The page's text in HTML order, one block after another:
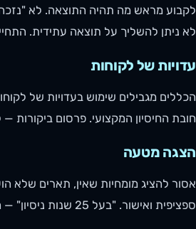
לקבוע מראש מה תהיה התוצאה. לא
לא ניתן להשליך על תוצאה עתידית.
עדויות של לקוחות
הכללים מגבילים שימוש בעדויות של
חובת החיסיון המקצועי. פרסום
הצגה מטעה
אסור להציג מומחיות שאין, תארים שלא
ספציפית ואישור. "בעל 25 שנות ניסיון" — חייב להיות מדויק.